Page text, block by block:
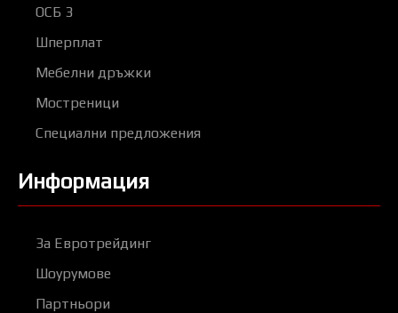
ОСБ 3
Шперплат
Мебелни дръжки
Мостреници
Специални предложения
Информация
За Евротрейдинг
Шоурумове
Партньори